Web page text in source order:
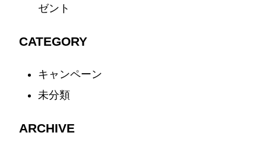
ゼント
CATEGORY
キャンペーン
未分類
ARCHIVE